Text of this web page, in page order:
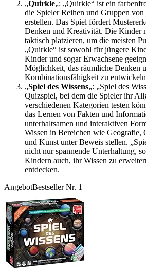
„Quirkle„: „Quirkle“ ist ein
die Spieler Reihen und Gruppen von
erstellen. Das Spiel fördert
Denken und Kreativität. Die Kinder
taktisch platzieren, um die meisten
„Quirkle“ ist sowohl für jüngere
Kinder und sogar Erwachsene
Möglichkeit, das räumliche Denken
Kombinationsfähigkeit zu
„Spiel des Wissens„: „Spiel des
Quizspiel, bei dem die Spieler ihr
verschiedenen Kategorien testen
das Lernen von Fakten und
unterhaltsamen und interaktiven
Wissen in Bereichen wie Geografie,
und Kunst unter Beweis stellen.
nicht nur spannende Unterhaltung,
Kindern auch, ihr Wissen zu
entdecken.
AngebotBestseller Nr. 1